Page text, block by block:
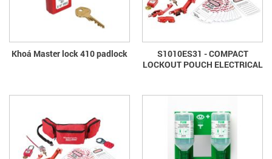
Khoá Master lock 410 padlock
S1010ES31 - COMPACT
LOCKOUT POUCH ELECTRICAL